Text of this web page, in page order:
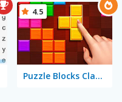
Puzzle Blocks Classic
4.5